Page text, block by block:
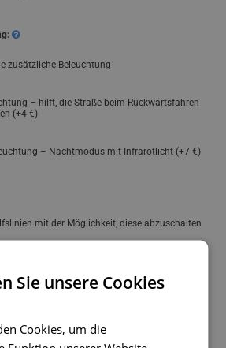
zusätzliche Beleuchtung
– hilft, die Straße beim Rückwärtsfahren
(+4 €)
– Nachtmodus mit Infrarotlicht (+7 €)
mit der Möglichkeit, diese abzuschalten
für Funkübertragung – SONDERPREIS
Sie unsere Cookies
Cookies, um die